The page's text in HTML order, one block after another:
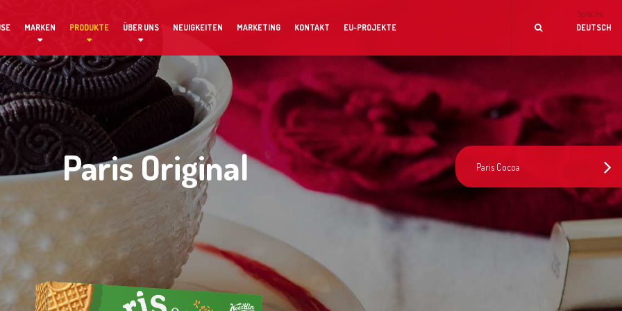
MARKEN PRODUKTE ÜBER UNS NEUIGKEITEN MARKETING KONTAKT EU-PROJEKTE
Sprache
DEUTSCH
Paris Original